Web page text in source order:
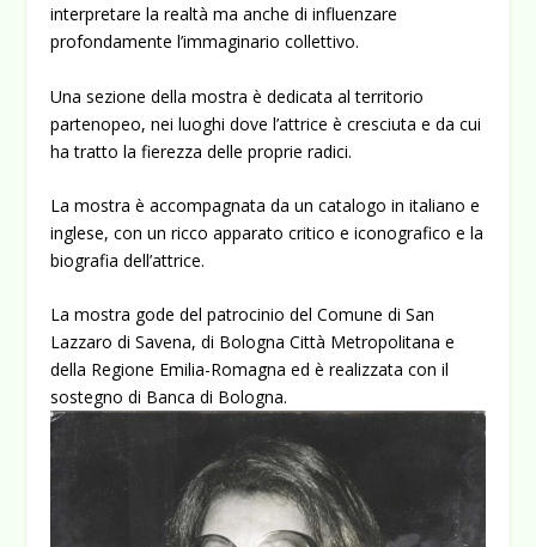
interpretare la realtà ma anche di influenzare
profondamente l’immaginario collettivo.
Una sezione della mostra è dedicata al territorio
partenopeo, nei luoghi dove l’attrice è cresciuta e da cui
ha tratto la fierezza delle proprie radici.
La mostra è accompagnata da un catalogo in italiano e
inglese, con un ricco apparato critico e iconografico e la
biografia dell’attrice.
La mostra gode del patrocinio del Comune di San
Lazzaro di Savena, di Bologna Città Metropolitana e
della Regione Emilia-Romagna ed è realizzata con il
sostegno di Banca di Bologna.